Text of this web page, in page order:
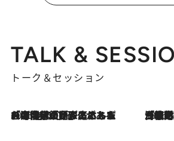
TALK &
トーク＆セッション
2026.8.3
「今後値上げがあるとすれば…」「リスクがあるのは今年の冬」エネルギー専門家が語る、ホルムズ海峡封鎖が家庭にもたらす“ある心配” 「住宅建てられない…」「サーチャージ料の高値が続いてい